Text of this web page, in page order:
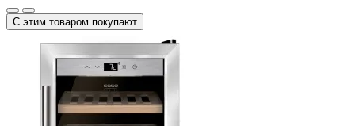
С этим товаром покупают